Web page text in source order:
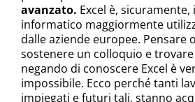
avanzato. Excel è,
informatico maggiormente
dalle aziende europee. Pensare
sostenere un colloquio e
negando di conoscere Excel è
impossibile. Ecco perché tanti
impiegati e futuri tali, stanno